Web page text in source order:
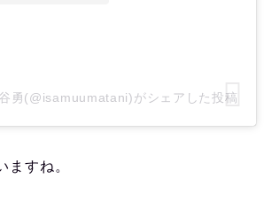
勇(@isamuumatani)がシェアした投稿
ますね。